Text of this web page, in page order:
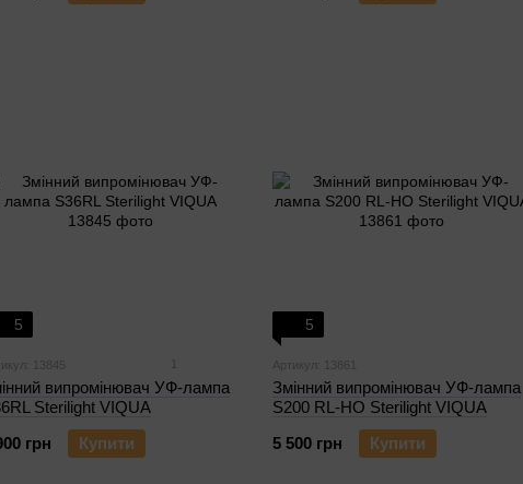
5
13845
випромінювач УФ-лампа
Sterilight VIQUA
грн
Купити
5
Артикул: 13861
Змінний випромінювач УФ-лампа
S200 RL-HO Sterilight VIQUA
5 500 грн
Купити